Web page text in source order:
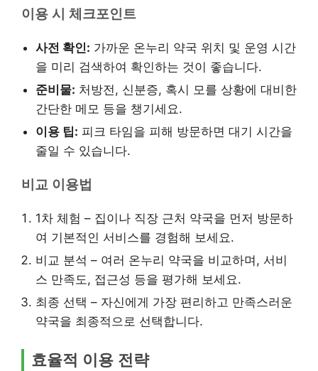
이용 시 체크포인트
사전 확인: 가까운 온누리 약국 위치 및 운영 시간
을 미리 검색하여 확인하는 것이 좋습니다.
준비물: 처방전, 신분증, 혹시 모를 상황에 대비한
간단한 메모 등을 챙기세요.
이용 팁: 피크 타임을 피해 방문하면 대기 시간을
줄일 수 있습니다.
비교 이용법
1차 체험 – 집이나 직장 근처 약국을 먼저 방문하
여 기본적인 서비스를 경험해 보세요.
비교 분석 – 여러 온누리 약국을 비교하며, 서비
스 만족도, 접근성 등을 평가해 보세요.
최종 선택 – 자신에게 가장 편리하고 만족스러운
약국을 최종적으로 선택합니다.
효율적 이용 전략